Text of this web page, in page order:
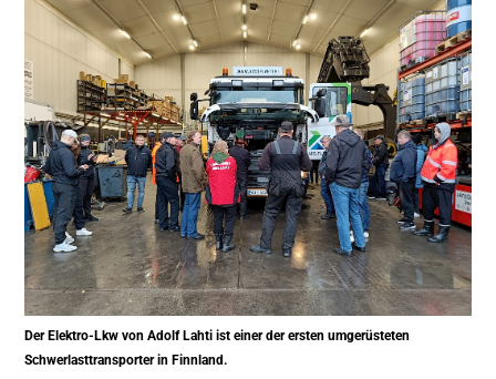
Der Elektro-Lkw von Adolf Lahti ist einer der ersten umgerüsteten
Schwerlasttransporter in Finnland.